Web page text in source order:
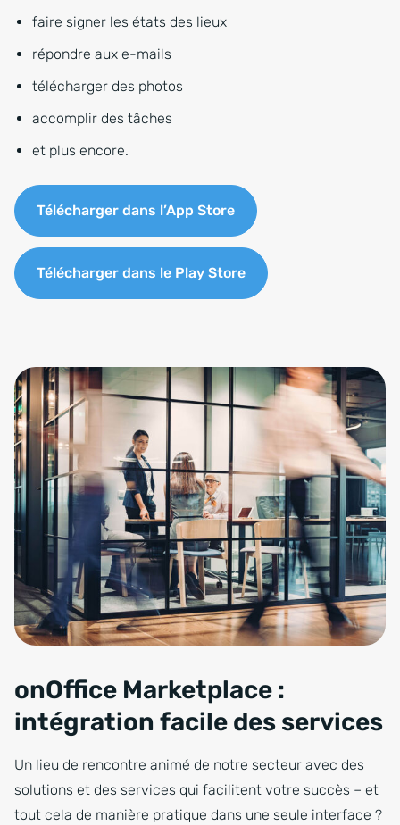
faire signer les états des lieux
répondre aux e-mails
télécharger des photos
accomplir des tâches
et plus encore.
Télécharger dans l’App Store
Télécharger dans le Play Store
onOffice Marketplace :
intégration facile des services
Un lieu de rencontre animé de notre secteur avec des
solutions et des services qui facilitent votre succès – et
tout cela de manière pratique dans une seule interface ?